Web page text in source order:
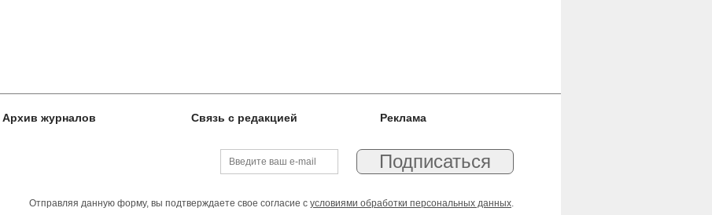
Архив журналов Связь с редакцией Реклама
Отправляя данную форму, вы подтверждаете свое согласие с условиями обработки персональных данных.